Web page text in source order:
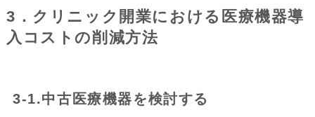
3．クリニック開業における医療機器導
入コストの削減方法
3-1.中古医療機器を検討する